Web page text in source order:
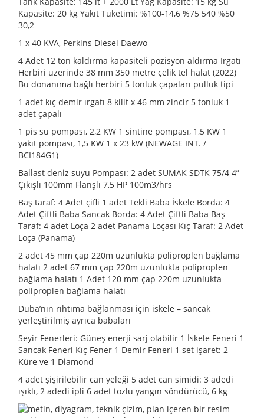
Kapasite: 20 kg Yakıt Tüketimi: %100-14,6 %75 540 %50
30,2
1 x 40 KVA, Perkins Diesel Daewo
4 Adet 12 ton kaldırma kapasiteli pozisyon aldırma Irgatı
Herbiri üzerinde 38 mm 350 metre çelik tel halat (2022)
Bu donanıma bağlı herbiri 5 tonluk çapaları pulluk tipi
1 adet kıç demir ırgatı 8 kilit x 46 mm zincir 5 tonluk 1
adet çapalı
1 pis su pompası, 2,2 KW 1 sintine pompası, 1,5 KW 1
yakıt pompası, 1,5 KW 1 x 23 kW (NEWAGE INT. /
BCI184G1)
Ballast deniz suyu Pompası: 2 adet SUMAK SDTK 75/4 4”
Çıkışlı 100mm Flanşlı 7,5 HP 100m3/hrs
Baş taraf: 4 Adet çifli 1 adet Tekli Baba İskele Borda: 4
Adet Çiftli Baba Sancak Borda: 4 Adet Çiftli Baba Baş
Taraf: 4 adet Loça 2 adet Panama Loçası Kıç Taraf: 2 Adet
Loça (Panama)
2 adet 45 mm çap 220m uzunlukta poliproplen bağlama
halatı 2 adet 67 mm çap 220m uzunlukta poliproplen
bağlama halatı 1 Adet 120 mm çap 220m uzunlukta
poliproplen bağlama halatı
Duba’nın rıhtıma bağlanması için iskele – sancak
yerleştirilmiş ayrıca babaları
Seyir Fenerleri: Güneş enerji sarj olabilir 1 İskele Feneri 1
Sancak Feneri Kıç Fener 1 Demir Feneri 1 set işaret: 2
Küre ve 1 Diamond
4 adet şişirilebilir can yeleği 5 adet can simidi: 3 adedi
ışıklı, 2 adedi ipli 6 adet tozlu yangın söndürücü, 6 kg